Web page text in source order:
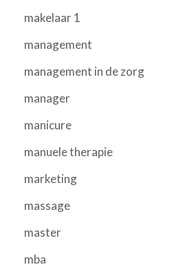
makelaar 1
management
management in de zorg
manager
manicure
manuele therapie
marketing
massage
master
mba